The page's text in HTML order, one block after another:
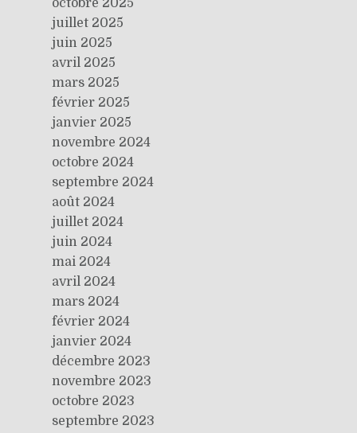
octobre 2025
juillet 2025
juin 2025
avril 2025
mars 2025
février 2025
janvier 2025
novembre 2024
octobre 2024
septembre 2024
août 2024
juillet 2024
juin 2024
mai 2024
avril 2024
mars 2024
février 2024
janvier 2024
décembre 2023
novembre 2023
octobre 2023
septembre 2023